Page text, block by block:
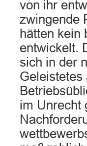
von ihr
zwingende
hätten kein
entwickelt.
sich in der
Geleistetes
im Unrecht